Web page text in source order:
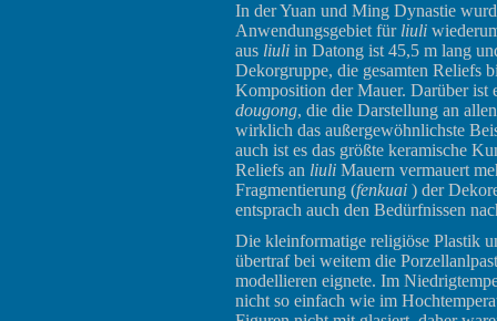
In der Yuan und Ming Dynastie
Anwendungsgebiet für liuli
aus liuli in Datong ist 45,5 m lang
Dekorgruppe, die gesamten Reliefs
Komposition der Mauer. Darüber
dougong, die die Darstellung an
wirklich das außergewöhnlichste
auch ist es das größte keramische
Reliefs an liuli Mauern vermauert
Fragmentierung (fenkuai ) der
entsprach auch den Bedürfnissen
Die kleinformatige religiöse Plastik
übertraf bei weitem die
modellieren eignete. Im
nicht so einfach wie im